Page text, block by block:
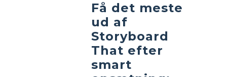
Få det meste
ud af
Storyboard
That efter
smart